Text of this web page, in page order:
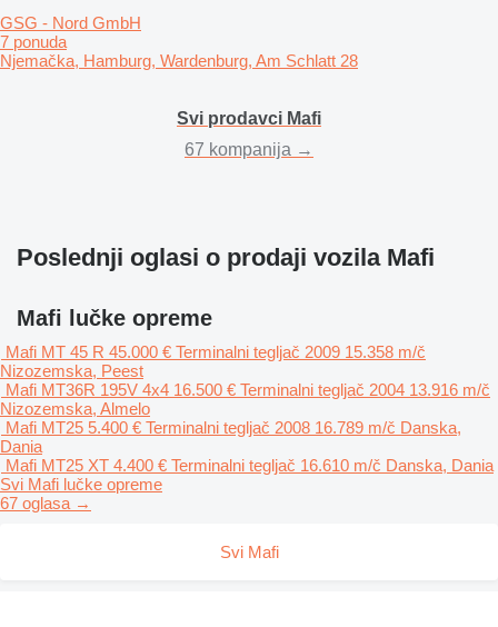
GSG - Nord GmbH
7 ponuda
Njemačka, Hamburg, Wardenburg, Am Schlatt 28
Svi prodavci Mafi
67 kompanija →
Poslednji oglasi o prodaji vozila Mafi
Mafi lučke opreme
Mafi MT 45 R 45.000 € Terminalni tegljač 2009 15.358 m/č
Nizozemska, Peest
Mafi MT36R 195V 4x4 16.500 € Terminalni tegljač 2004 13.916 m/č
Nizozemska, Almelo
Mafi MT25 5.400 € Terminalni tegljač 2008 16.789 m/č Danska,
Dania
Mafi MT25 XT 4.400 € Terminalni tegljač 16.610 m/č Danska, Dania
Svi Mafi lučke opreme
67 oglasa →
Svi Mafi